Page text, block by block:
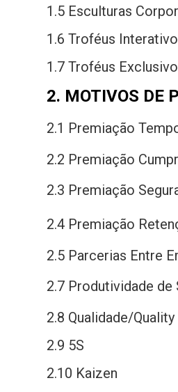
1.5 Esculturas
1.6 Troféus
1.7 Troféus
2. MOTIVOS DE
2.1 Premiação
2.2 Premiação
2.3 Premiação
2.4 Premiação
2.5 Parcerias Entre
2.7 Produtividade de
2.8 Qualidade/Quality
2.9 5S
2.10 Kaizen